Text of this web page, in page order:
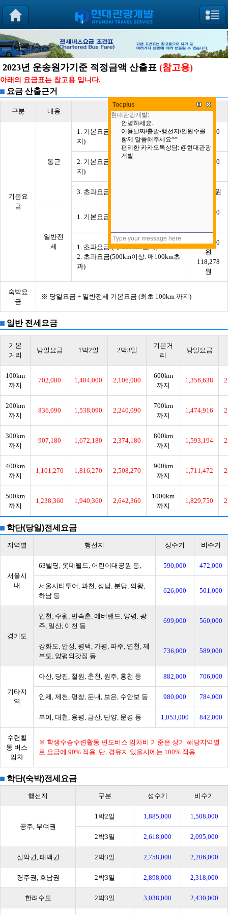
2023년 운송원가기준 적정금액 산출표 (참고용)
아래의 요금표는 참고용 입니다.
요금 산출근거
구분 내용 산출거리 요금
기본요
금
통근
1. 기본요금 (시내권) (최초 30km 까
지)
183,000
2. 기본요금 (시외권) (최초 40km 까
지)
253,000
3. 초과요금 (매 10km 초과) 13,409원
일반전
세
1. 기본요금 (최초 100km 까지)
702,000
1. 초과요금 (매 100km 초과)
2. 초과요금(500km이상. 매100km초
과)
134,090
원
118,278
원
숙박요
금
※ 당일요금 + 일반전세 기본요금 (최초 100km 까지)
일반 전세요금
기본
거리
당일요금 1박2일 2박3일
기본거
리
당일요금
100km
까지
702,000 1,404,000 2,106,000
600km
까지
1,356,638
200km
까지
836,090 1,538,090 2,240,090
700km
까지
1,474,916
300km
까지
907,180 1,672,180 2,374,180
800km
까지
1,593,194
400km
까지
1,101,270 1,816,270 2,508,270
900km
까지
1,711,472
500km
까지
1,238,360 1,940,360 2,642,360
1000km
까지
1,829,750
학단(당일)전세요금
지역별 행선지 성수기 비수기
서울시
내
63빌딩, 롯데월드, 어린이대공원 등; 590,000 472,000
서울시티투어, 과천, 성남, 분당, 의왕,
하남 등
626,000 501,000
경기도
인천, 수원, 민속촌, 에버랜드, 양평, 광
주, 일산, 이천 등
699,000 560,000
강화도, 안성, 평택, 가평, 파주, 연천, 제
부도, 양평외갓집 등
736,000 589,000
기타지
역
아산, 당진, 철원, 춘천, 원주, 홍천 등 882,000 706,000
인제, 제천, 평창, 둔내, 보은, 수안보 등 980,000 784,000
부여, 대천, 용평, 금산, 단양, 문경 등 1,053,000 842,000
수련활
동 버스
임차
※ 학생수송수련활동 편도버스 임차비 기준은 상기 해당지역별
로 요금에 90% 적용. 단, 경유지 있을시에는 100% 적용
학단(숙박)전세요금
행선지 구분 성수기 비수기
공주, 부여권
1박2일 1,885,000 1,508,000
2박3일 2,618,000 2,095,000
설악권, 태백권 2박3일 2,758,000 2,206,000
경주권, 호남권 2박3일 2,898,000 2,318,000
한려수도 2박3일 3,038,000 2,430,000
Tocplus